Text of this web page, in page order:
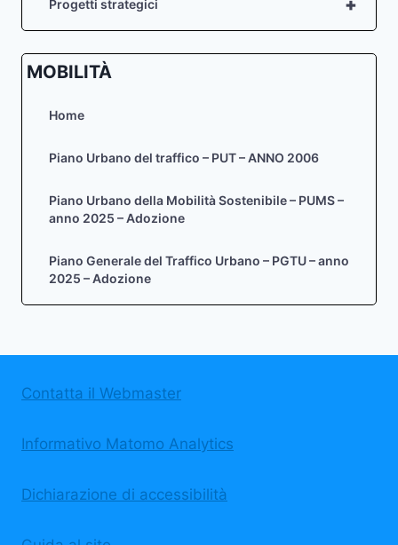
Progetti strategici
MOBILITÀ
Home
Piano Urbano del traffico – PUT – ANNO 2006
Piano Urbano della Mobilità Sostenibile – PUMS –
anno 2025 – Adozione
Piano Generale del Traffico Urbano – PGTU – anno
2025 – Adozione
Contatta il Webmaster
Informativo Matomo Analytics
Dichiarazione di accessibilità